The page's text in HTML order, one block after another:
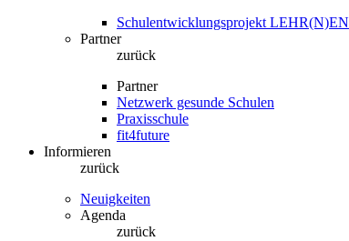
Schulentwicklungsprojekt LEHR(N)EN
Partner
zurück
Partner
Netzwerk gesunde Schulen
Praxisschule
fit4future
Informieren
zurück
Neuigkeiten
Agenda
zurück